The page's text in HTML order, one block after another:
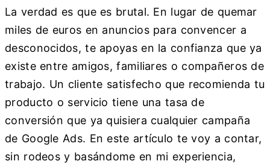
La verdad es que es brutal. En lugar de quemar
miles de euros en anuncios para convencer a
desconocidos, te apoyas en la confianza que ya
existe entre amigos, familiares o compañeros de
trabajo. Un cliente satisfecho que recomienda tu
producto o servicio tiene una tasa de
conversión que ya quisiera cualquier campaña
de Google Ads. En este artículo te voy a contar,
sin rodeos y basándome en mi experiencia,